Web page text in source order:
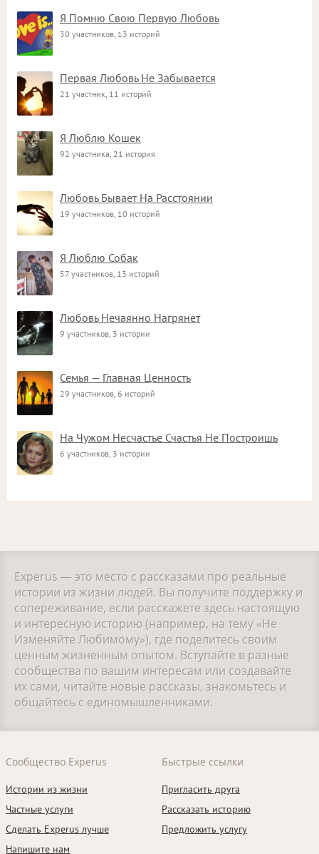
Я Помню Свою Первую Любовь
30 участников, 13 историй
Первая Любовь Не Забывается
21 участник, 11 историй
Я Люблю Кошек
92 участника, 21 история
Любовь Бывает На Расстоянии
19 участников, 10 историй
Я Люблю Собак
57 участников, 13 историй
Любовь Нечаянно Нагрянет
9 участников, 3 истории
Семья — Главная Ценность
29 участников, 6 историй
На Чужом Несчастье Счастья Не Построишь
6 участников, 3 истории
Experus — это место с рассказами про реальные
истории из жизни людей. Вы получите поддержку и
сопереживание, если расскажете здесь настоящую
и интересную историю (например, на тему «Не
Изменяйте Любимому»), где поделитесь своим
ценным жизненным опытом. Вступайте в разные
сообщества по вашим интересам или создавайте
их сами, читайте новые рассказы, знакомьтесь и
общайтесь с единомышленниками.
Сообщество Experus
Истории из жизни
Частные услуги
Сделать Experus лучше
Напишите нам
Быстрые ссылки
Пригласить друга
Рассказать историю
Предложить услугу